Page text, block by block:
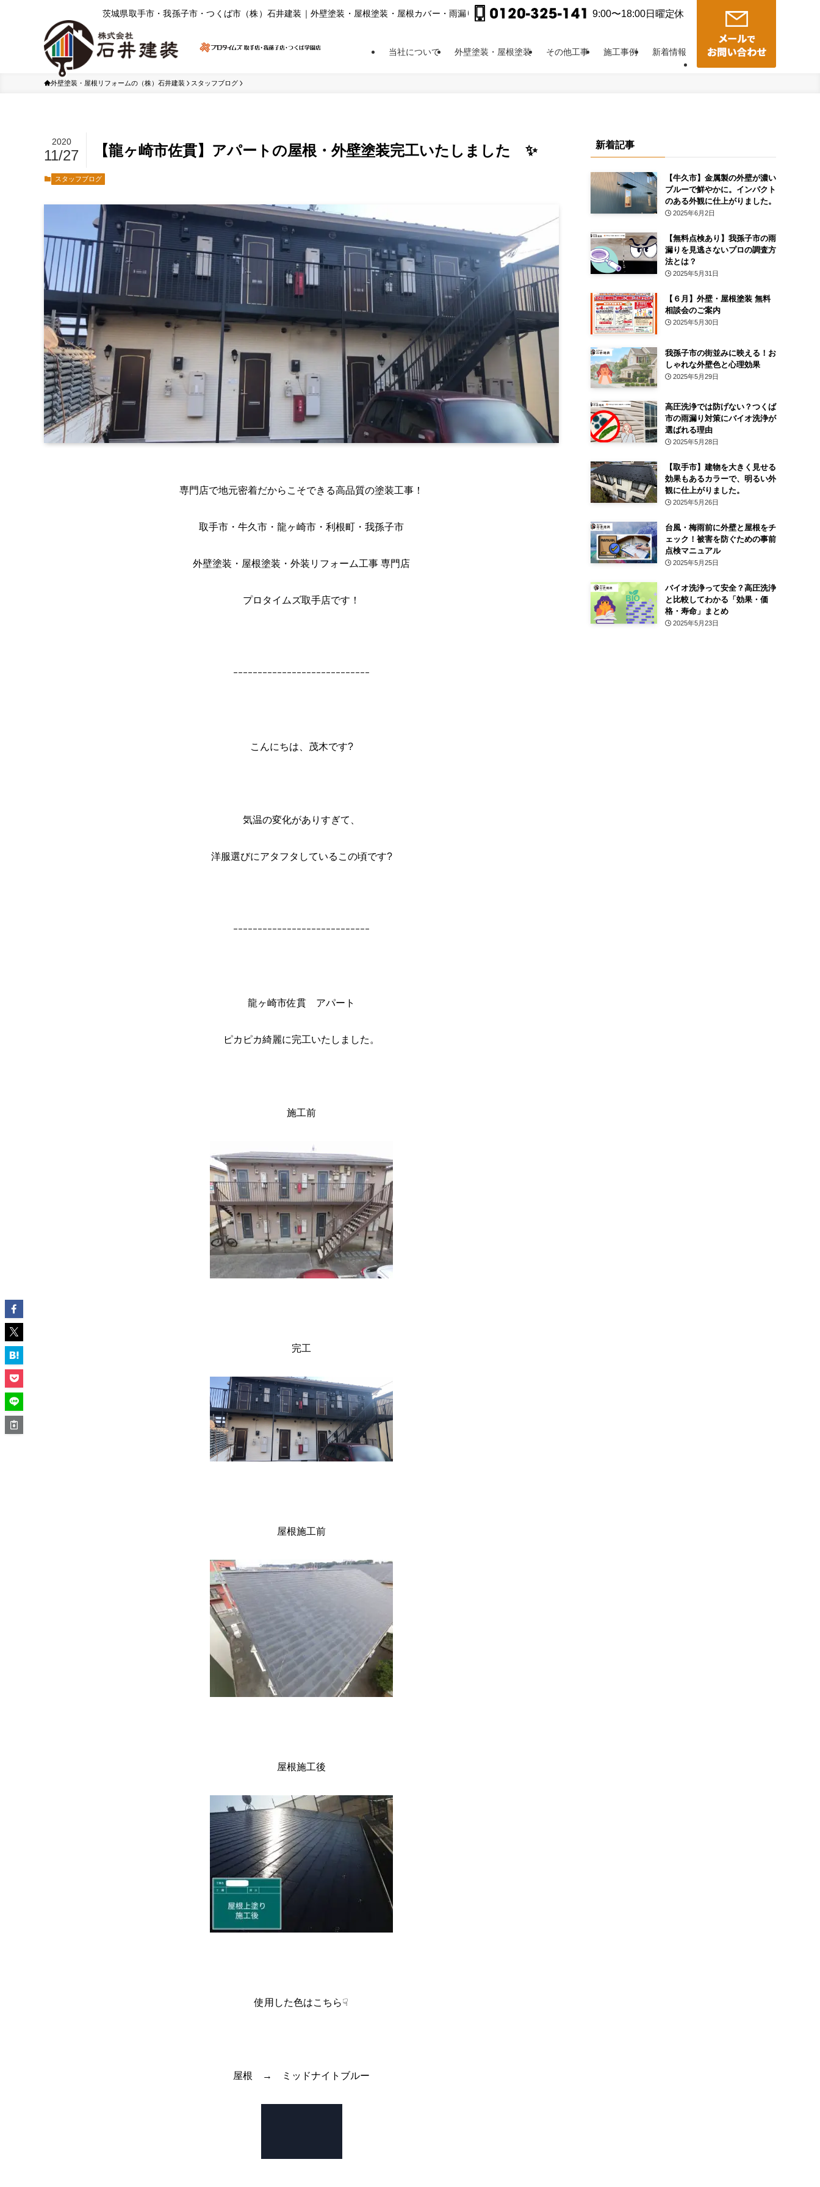
茨城県取⼿市・我孫⼦市・つくば市（株）⽯井建装｜外壁塗装・屋根塗装・屋根カバー・⾬漏り修理他 9:00〜18:00日曜定休
当社について 外壁塗装・屋根塗装 その他工事 施工事例 新着情報
外壁塗装・屋根リフォームの（株）石井建装 スタッフブログ
【龍ヶ崎市佐貫】アパートの屋根・外壁塗装完工いたしました ✨
2020
11/27
スタッフブログ
専門店で地元密着だからこそできる高品質の塗装工事！
取手市・牛久市・龍ヶ崎市・利根町・我孫子市
外壁塗装・屋根塗装・外装リフォーム工事 専門店
プロタイムズ取手店です！
ｰｰｰｰｰｰｰｰｰｰｰｰｰｰｰｰｰｰｰｰｰｰｰｰｰｰｰｰ
こんにちは、茂木です?
気温の変化がありすぎて、
洋服選びにアタフタしているこの頃です?
ｰｰｰｰｰｰｰｰｰｰｰｰｰｰｰｰｰｰｰｰｰｰｰｰｰｰｰｰ
龍ヶ崎市佐貫 アパート
ピカピカ綺麗に完工いたしました。
施工前
完工
屋根施工前
屋根施工後
使用した色はこちら☟
屋根 → ミッドナイトブルー
新着記事
【牛久市】金属製の外壁が濃い
ブルーで鮮やかに。インパクト
のある外観に仕上がりました。
2025年6月2日
【無料点検あり】我孫子市の雨
漏りを見逃さないプロの調査方
法とは？
2025年5月31日
【６月】外壁・屋根塗装 無料
相談会のご案内
2025年5月30日
我孫子市の街並みに映える！お
しゃれな外壁色と心理効果
2025年5月29日
高圧洗浄では防げない？つくば
市の雨漏り対策にバイオ洗浄が
選ばれる理由
2025年5月28日
【取手市】建物を大きく見せる
効果もあるカラーで、明るい外
観に仕上がりました。
2025年5月26日
台風・梅雨前に外壁と屋根をチ
ェック！被害を防ぐための事前
点検マニュアル
2025年5月25日
バイオ洗浄って安全？高圧洗浄
と比較してわかる「効果・価
格・寿命」まとめ
2025年5月23日